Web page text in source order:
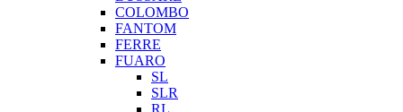
COLOMBO
FANTOM
FERRE
FUARO
SL
SLR
RL